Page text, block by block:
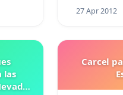
27 Apr 2012
las
Carcel